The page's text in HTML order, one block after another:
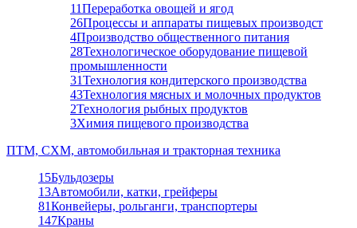
11Переработка овощей и ягод
26Процессы и аппараты пищевых производст
4Производство общественного питания
28Технологическое оборудование пищевой
промышленности
31Технология кондитерского производства
43Технология мясных и молочных продуктов
2Технология рыбных продуктов
3Химия пищевого производства
ПТМ, СХМ, автомобильная и тракторная техника
15Бульдозеры
13Автомобили, катки, грейферы
81Конвейеры, рольганги, транспортеры
147Краны